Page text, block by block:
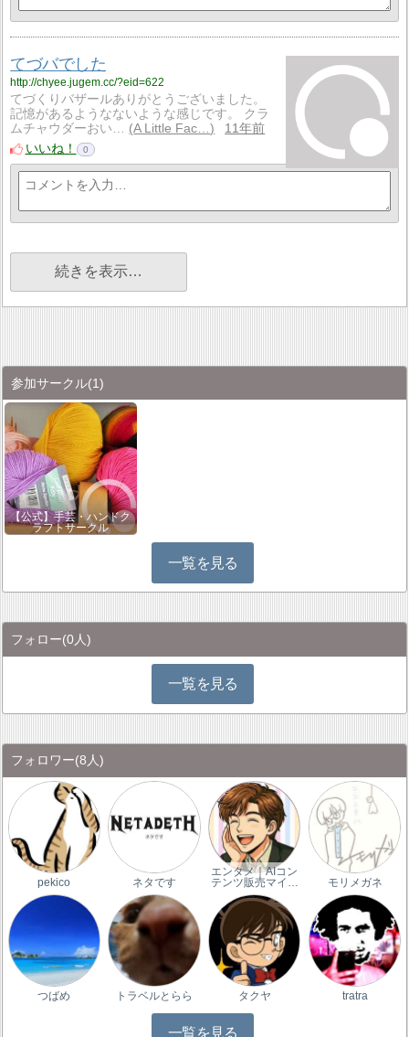
てづバでした
http://chyee.jugem.cc/?eid=622
てづくりバザールありがとうございました。
記憶があるようなないような感じです。 クラ
ムチャウダーおい…
A Little Fac…
11年前
いいね！
0
続きを表示…
参加サークル(1)
【公式】手芸・ハンドク
ラフトサークル
一覧を見る
フォロー(0人)
一覧を見る
フォロワー(8人)
pekico ネタです
エンタメ｜AIコン
テンツ販売マイ…
モリメガネ
つばめ トラベルとらら タクヤ tratra
一覧を見る